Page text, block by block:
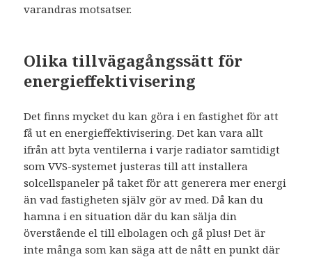
varandras motsatser.
Olika tillvägagångssätt för
energieffektivisering
Det finns mycket du kan göra i en fastighet för att
få ut en energieffektivisering. Det kan vara allt
ifrån att byta ventilerna i varje radiator samtidigt
som VVS-systemet justeras till att installera
solcellspaneler på taket för att generera mer energi
än vad fastigheten själv gör av med. Då kan du
hamna i en situation där du kan sälja din
överstående el till elbolagen och gå plus! Det är
inte många som kan säga att de nått en punkt där